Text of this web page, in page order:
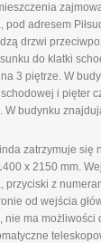
adresem
drzwi
do klatki
3 piętrze. W
i pięter
W budynku
zatrzymuje się
x 2150 mm.
z
od wejścia
ma